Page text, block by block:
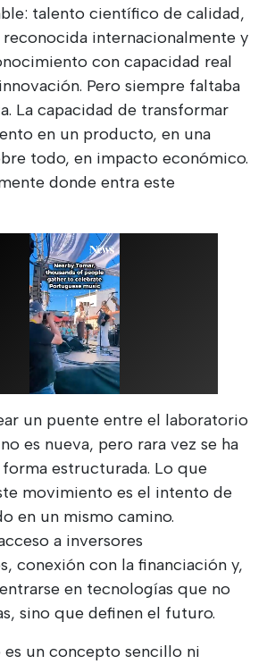
talento científico de calidad,
internacionalmente y
con capacidad real
Pero siempre faltaba
La capacidad de transformar
en un producto, en una
todo, en impacto económico.
donde entra este
un puente entre el laboratorio
es nueva, pero rara vez se ha
estructurada. Lo que
movimiento es el intento de
en un mismo camino.
a inversores
conexión con la financiación y,
en tecnologías que no
sino que definen el futuro.
es un concepto sencillo ni